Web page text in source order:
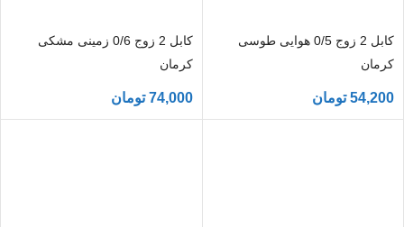
کابل 2 زوج 0/5 هوایی طوسی
کرمان
54,200 تومان
کابل 2 زوج 0/6 زمینی مشکی
کرمان
74,000 تومان